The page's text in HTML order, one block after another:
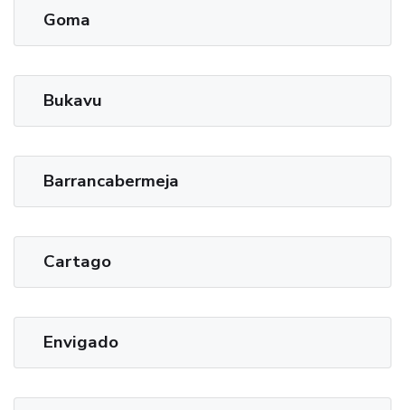
Goma
Bukavu
Barrancabermeja
Cartago
Envigado